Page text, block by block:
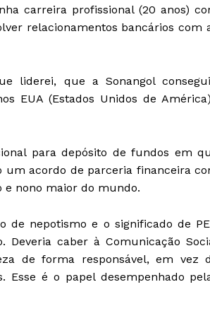
carreira profissional (20 anos)
relacionamentos bancários com
liderei, que a Sonangol
EUA (Estados Unidos de
para depósito de fundos em
um acordo de parceria financeira
e nono maior do mundo.
nepotismo e o significado de
caber à Comunicação
de forma responsável, em vez
é o papel desempenhado